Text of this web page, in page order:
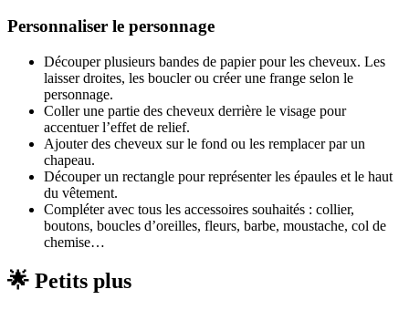
Personnaliser le personnage
Découper plusieurs bandes de papier pour les cheveux. Les
laisser droites, les boucler ou créer une frange selon le
personnage.
Coller une partie des cheveux derrière le visage pour
accentuer l’effet de relief.
Ajouter des cheveux sur le fond ou les remplacer par un
chapeau.
Découper un rectangle pour représenter les épaules et le haut
du vêtement.
Compléter avec tous les accessoires souhaités : collier,
boutons, boucles d’oreilles, fleurs, barbe, moustache, col de
chemise…
🌟 Petits plus